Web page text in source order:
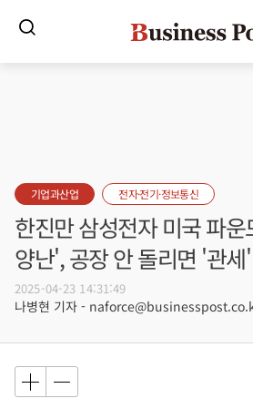
기업과산업 전자·전기·정보통신
한진만 삼성전자 미국 파
양난', 공장 안 돌리면 '관
2025-04-23 14:31:49
나병현 기자 -